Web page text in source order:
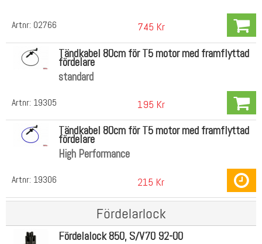
Artnr: 02766 745 Kr
Artnr: 19305
Tändkabel 80cm för T5 motor med framflyttad
fördelare
standard
195 Kr
Artnr: 19306
Tändkabel 80cm för T5 motor med framflyttad
fördelare
High Performance
215 Kr
Fördelarlock
Fördelalock 850, S/V70 92-00